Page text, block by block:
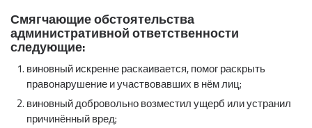
Смягчающие обстоятельства
административной ответственности
следующие:
виновный искренне раскаивается, помог раскрыть
правонарушение и участвовавших в нём лиц;
виновный добровольно возместил ущерб или устранил
причинённый вред;